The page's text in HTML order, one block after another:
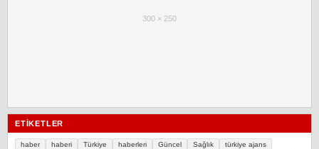
300 × 250
ETIKETLER
haber haberi Türkiye haberleri Güncel Sağlık
türkiye ajans